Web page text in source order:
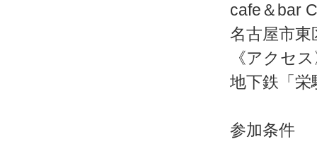
cafe＆bar
名古屋市
《アクセ
地下鉄「栄
参加条件